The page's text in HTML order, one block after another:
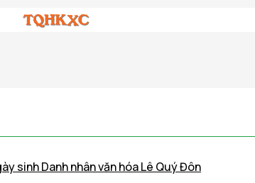
sinh Danh nhân văn hóa Lê Quý Đôn